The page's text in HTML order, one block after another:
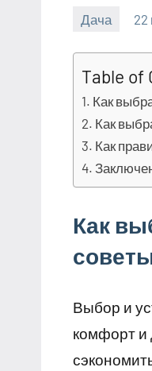
Дача 22
Table of
Как
Как
Как
Как
Выбор и
комфорт и